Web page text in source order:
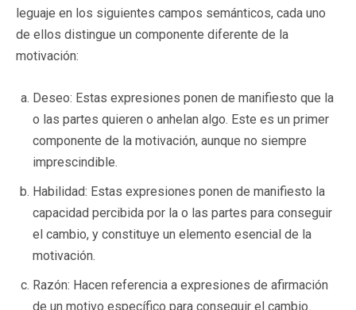
leguaje en los siguientes campos semánticos, cada uno
de ellos distingue un componente diferente de la
motivación:
Deseo: Estas expresiones ponen de manifiesto que la
o las partes quieren o anhelan algo. Este es un primer
componente de la motivación, aunque no siempre
imprescindible.
Habilidad: Estas expresiones ponen de manifiesto la
capacidad percibida por la o las partes para conseguir
el cambio, y constituye un elemento esencial de la
motivación.
Razón: Hacen referencia a expresiones de afirmación
de un motivo específico para conseguir el cambio.